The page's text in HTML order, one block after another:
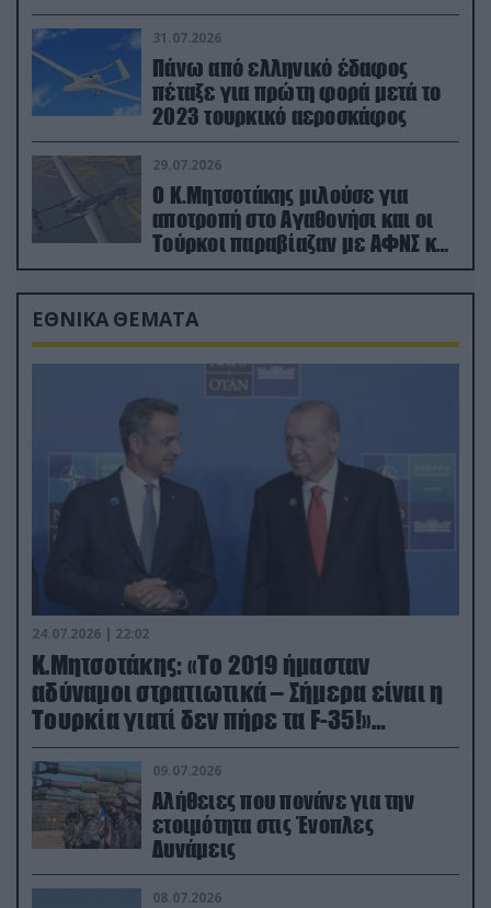
31.07.2026
Πάνω από ελληνικό έδαφος
πέταξε για πρώτη φορά μετά το
2023 τουρκικό αεροσκάφος
29.07.2026
Ο Κ.Μητσοτάκης μιλούσε για
αποτροπή στο Αγαθονήσι και οι
Τούρκοι παραβίαζαν με ΑΦΝΣ και
drone
ΕΘΝΙΚΑ ΘΕΜΑΤΑ
24.07.2026 | 22:02
Κ.Μητσοτάκης: «Το 2019 ήμασταν
αδύναμοι στρατιωτικά – Σήμερα είναι η
Τουρκία γιατί δεν πήρε τα F-35!»
(βίντεο)
09.07.2026
Αλήθειες που πονάνε για την
ετοιμότητα στις Ένοπλες
Δυνάμεις
08.07.2026